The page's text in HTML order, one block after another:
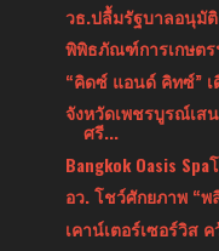
วธ.ปลื้มรัฐบาลอนุมั
พิพิธภัณฑ์การเกษตร
“คิดซ์ แอนด์ คิทซ์” เ
จังหวัดเพชรบูรณ์เส
ศรี...
Bangkok Oasis
อว. โชว์ศักยภาพ “
เคาน์เตอร์เซอร์วิส